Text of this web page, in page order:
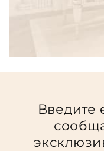
Введите